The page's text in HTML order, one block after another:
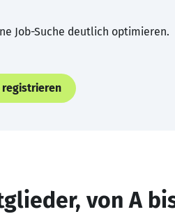
Job-Suche deutlich optimieren.
registrieren
von A